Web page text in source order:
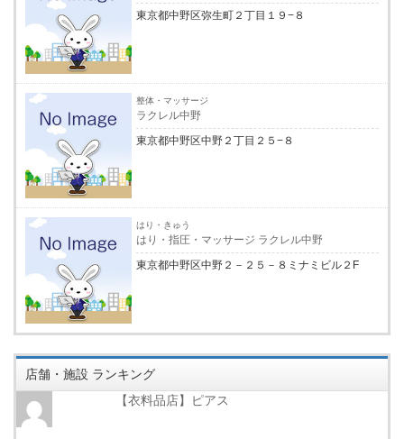
東京都中野区弥生町２丁目１９−８
整体・マッサージ
ラクレル中野
東京都中野区中野２丁目２５−８
はり・きゅう
はり・指圧・マッサージ ラクレル中野
東京都中野区中野２－２５－８ミナミビル２F
店舗・施設 ランキング
【衣料品店】ピアス